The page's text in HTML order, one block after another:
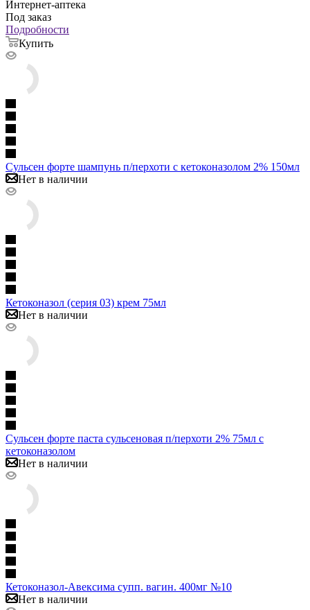
Интернет-аптека
Под заказ
Подробности
Купить
Сульсен форте шампунь п/перхоти с кетоконазолом 2% 150мл
Нет в наличии
Кетоконазол (серия 03) крем 75мл
Нет в наличии
Сульсен форте паста сульсеновая п/перхоти 2% 75мл с
кетоконазолом
Нет в наличии
Кетоконазол-Авексима супп. вагин. 400мг №10
Нет в наличии